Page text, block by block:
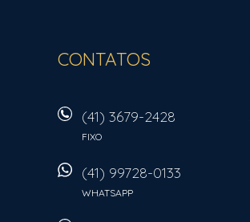
CONTATOS
(41) 3679-2428
FIXO
(41) 99728-0133
WHATSAPP